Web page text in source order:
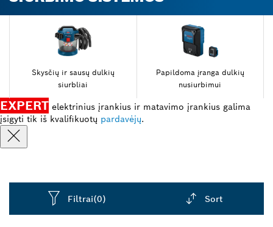
Skysčių ir sausų dulkių
siurbliai
Papildoma įranga dulkių
nusiurbimui
EXPERT elektrinius įrankius ir matavimo įrankius galima
įsigyti tik iš kvalifikuotų pardavėjų.
Filtrai(0) Sort